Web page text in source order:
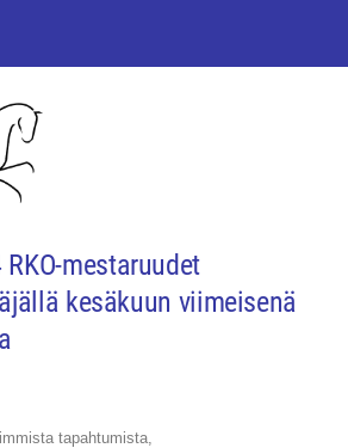
ratsastajat ry
mestaruudet
kesäkuun viimeisenä
tapahtumista,